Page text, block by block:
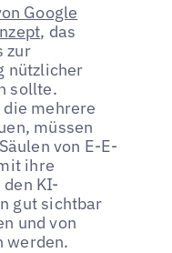
Google
, das
zur
nützlicher
sollte.
mehrere
müssen
von E-E-
ihre
KI-
gut sichtbar
und von
werden.